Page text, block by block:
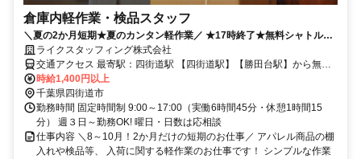
倉庫内軽作業・検品スタッフ
＼夏の2か月短期★夏のカンタン軽作業／ ★17時終了★無料シャトルバ
スあり★1日6時間45分だけ★
ライクスタッフィング株式会社
交通アクセス 最寄駅：四街道駅 【四街道駅】【勝田台駅】から無料
シャトルバスあり
時給1,400円以上
千葉県四街道市
勤務時間 固定時間制 9:00～17:00（実働6時間45分・休憩1時間15
分） 週３日～勤務OK! 曜日・日数は応相談
仕事内容 ＼8～10月！2か月だけの短期のお仕事／ アパレル商品の棚
入れや検品等、 入荷に関する軽作業のお仕事です！ シンプルな作業